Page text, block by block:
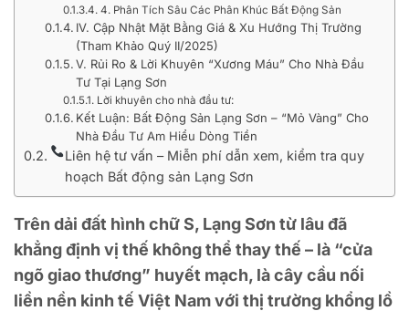
4. Phân Tích Sâu Các Phân Khúc Bất Động Sản
IV. Cập Nhật Mặt Bằng Giá & Xu Hướng Thị Trường
(Tham Khảo Quý II/2025)
V. Rủi Ro & Lời Khuyên “Xương Máu” Cho Nhà Đầu
Tư Tại Lạng Sơn
Lời khuyên cho nhà đầu tư:
Kết Luận: Bất Động Sản Lạng Sơn – “Mỏ Vàng” Cho
Nhà Đầu Tư Am Hiểu Dòng Tiền
Liên hệ tư vấn – Miễn phí dẫn xem, kiểm tra quy
hoạch Bất động sản Lạng Sơn
Trên dải đất hình chữ S, Lạng Sơn từ lâu đã
khẳng định vị thế không thể thay thế – là “cửa
ngõ giao thương” huyết mạch, là cây cầu nối
liền nền kinh tế Việt Nam với thị trường khổng lồ